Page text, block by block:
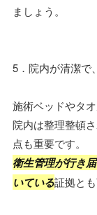
ましょう。
5．院内が清潔で
施術ベッドやタ
院内は整理整頓
点も重要です。
衛生管理が行き
いている証拠とも